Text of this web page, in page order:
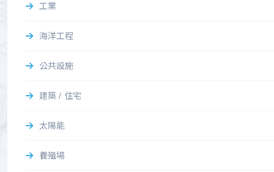
工業
海洋工程
公共設施
建築 / 住宅
太陽能
養殖場